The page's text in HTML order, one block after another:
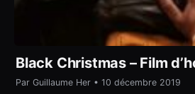
Black Christmas – Film
Par Guillaume Her • 10 décembre 2019